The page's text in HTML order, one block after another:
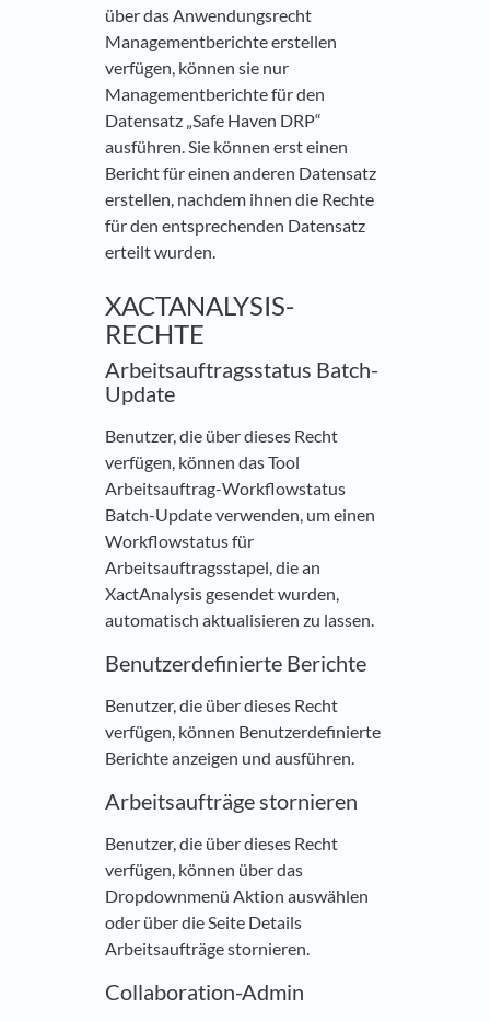
über das Anwendungsrecht
Managementberichte erstellen
verfügen, können sie nur
Managementberichte für den
Datensatz „Safe Haven DRP“
ausführen. Sie können erst einen
Bericht für einen anderen Datensatz
erstellen, nachdem ihnen die Rechte
für den entsprechenden Datensatz
erteilt wurden.
XACTANALYSIS-
RECHTE
Arbeitsauftragsstatus Batch-
Update
Benutzer, die über dieses Recht
verfügen, können das Tool
Arbeitsauftrag-Workflowstatus
Batch-Update verwenden, um einen
Workflowstatus für
Arbeitsauftragsstapel, die an
XactAnalysis gesendet wurden,
automatisch aktualisieren zu lassen.
Benutzerdefinierte Berichte
Benutzer, die über dieses Recht
verfügen, können Benutzerdefinierte
Berichte anzeigen und ausführen.
Arbeitsaufträge stornieren
Benutzer, die über dieses Recht
verfügen, können über das
Dropdownmenü Aktion auswählen
oder über die Seite Details
Arbeitsaufträge stornieren.
Collaboration-Admin